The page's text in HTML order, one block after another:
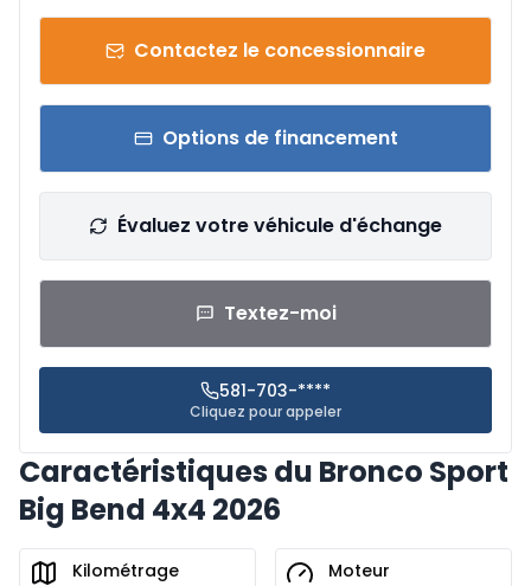
Contactez le concessionnaire
Options de financement
Évaluez votre véhicule d'échange
Textez-moi
581-703-****
Cliquez pour appeler
Caractéristiques du Bronco Sport
Big Bend 4x4 2026
Kilométrage Moteur